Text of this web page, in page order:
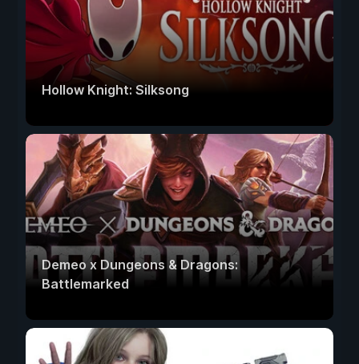
Hollow Knight: Silksong
Demeo x Dungeons & Dragons:
Battlemarked